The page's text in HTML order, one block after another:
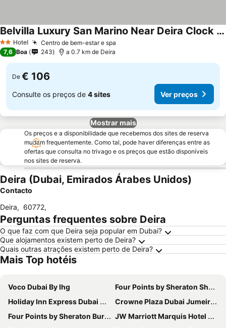
2 Estrelas
Hotel Centro de bem-estar e spa
Belvilla Luxury San Marino Near Deira Clock Tower
7,6 Boa 243 a 0.7 km de Deira
De € 106
Consulte os preços de 4 sites Ver preços
Mostrar mais
Os preços e a disponibilidade que recebemos dos sites de reserva
mudam frequentemente. Como tal, pode haver diferenças entre as
ofertas que consulta no trivago e os preços que estão disponíveis
nos sites de reserva.
Deira (Dubai, Emirados Árabes Unidos)
Contacto
Deira, 60772,
Perguntas frequentes sobre Deira
O que faz com que Deira seja popular em Dubai?
Que alojamentos existem perto de Deira?
Quais outras atrações existem perto de Deira?
Mais Top hotéis
Voco Dubai By Ihg
Four Points by Sheraton Sheikh Zayed Road, Dubai
Holiday Inn Express Dubai Airport By Ihg
Crowne Plaza Dubai Jumeirah By Ihg
Four Points by Sheraton Bur Dubai
JW Marriott Marquis Hotel Dubai